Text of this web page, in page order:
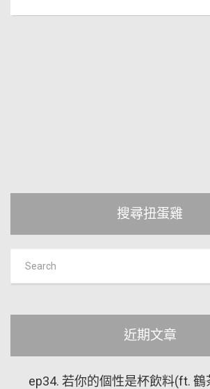
搜尋扭蛋雞
近期文章
ep34. 若你的個性是杯飲料(ft. 鶴